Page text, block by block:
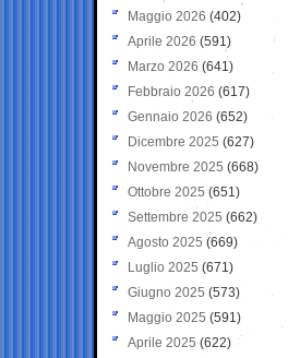
Maggio 2026 (402)
Aprile 2026 (591)
Marzo 2026 (641)
Febbraio 2026 (617)
Gennaio 2026 (652)
Dicembre 2025 (627)
Novembre 2025 (668)
Ottobre 2025 (651)
Settembre 2025 (662)
Agosto 2025 (669)
Luglio 2025 (671)
Giugno 2025 (573)
Maggio 2025 (591)
Aprile 2025 (622)